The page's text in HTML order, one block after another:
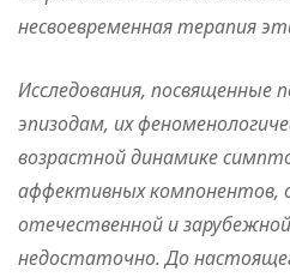
несвоевременная терапия
Исследования, посвященные
эпизодам, их
возрастной динамике
аффективных
отечественной и
недостаточно. До